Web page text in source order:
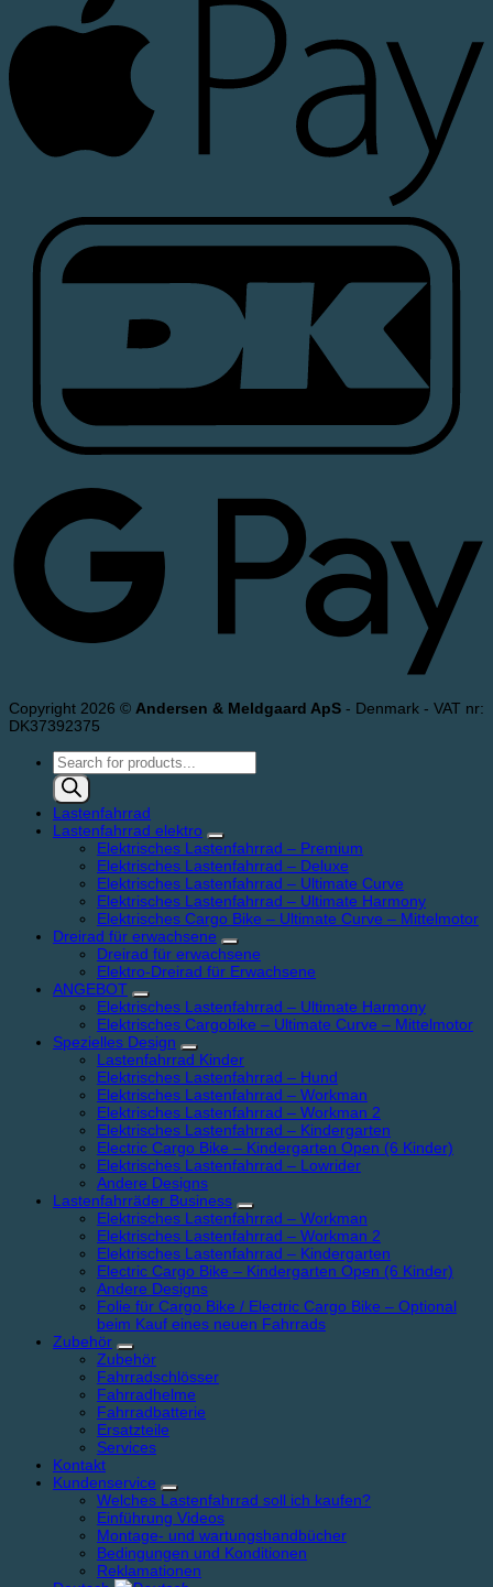
Copyright 2026 © Andersen & Meldgaard ApS - Denmark - VAT nr:
DK37392375
Products
search
Lastenfahrrad
Lastenfahrrad elektro
Elektrisches Lastenfahrrad – Premium
Elektrisches Lastenfahrrad – Deluxe
Elektrisches Lastenfahrrad – Ultimate Curve
Elektrisches Lastenfahrrad – Ultimate Harmony
Elektrisches Cargo Bike – Ultimate Curve – Mittelmotor
Dreirad für erwachsene
Dreirad für erwachsene
Elektro-Dreirad für Erwachsene
ANGEBOT
Elektrisches Lastenfahrrad – Ultimate Harmony
Elektrisches Cargobike – Ultimate Curve – Mittelmotor
Spezielles Design
Lastenfahrrad Kinder
Elektrisches Lastenfahrrad – Hund
Elektrisches Lastenfahrrad – Workman
Elektrisches Lastenfahrrad – Workman 2
Elektrisches Lastenfahrrad – Kindergarten
Electric Cargo Bike – Kindergarten Open (6 Kinder)
Elektrisches Lastenfahrrad – Lowrider
Andere Designs
Lastenfahrräder Business
Elektrisches Lastenfahrrad – Workman
Elektrisches Lastenfahrrad – Workman 2
Elektrisches Lastenfahrrad – Kindergarten
Electric Cargo Bike – Kindergarten Open (6 Kinder)
Andere Designs
Folie für Cargo Bike / Electric Cargo Bike – Optional
beim Kauf eines neuen Fahrrads
Zubehör
Zubehör
Fahrradschlösser
Fahrradhelme
Fahrradbatterie
Ersatzteile
Services
Kontakt
Kundenservice
Welches Lastenfahrrad soll ich kaufen?
Einführung Videos
Montage- und wartungshandbücher
Bedingungen und Konditionen
Reklamationen